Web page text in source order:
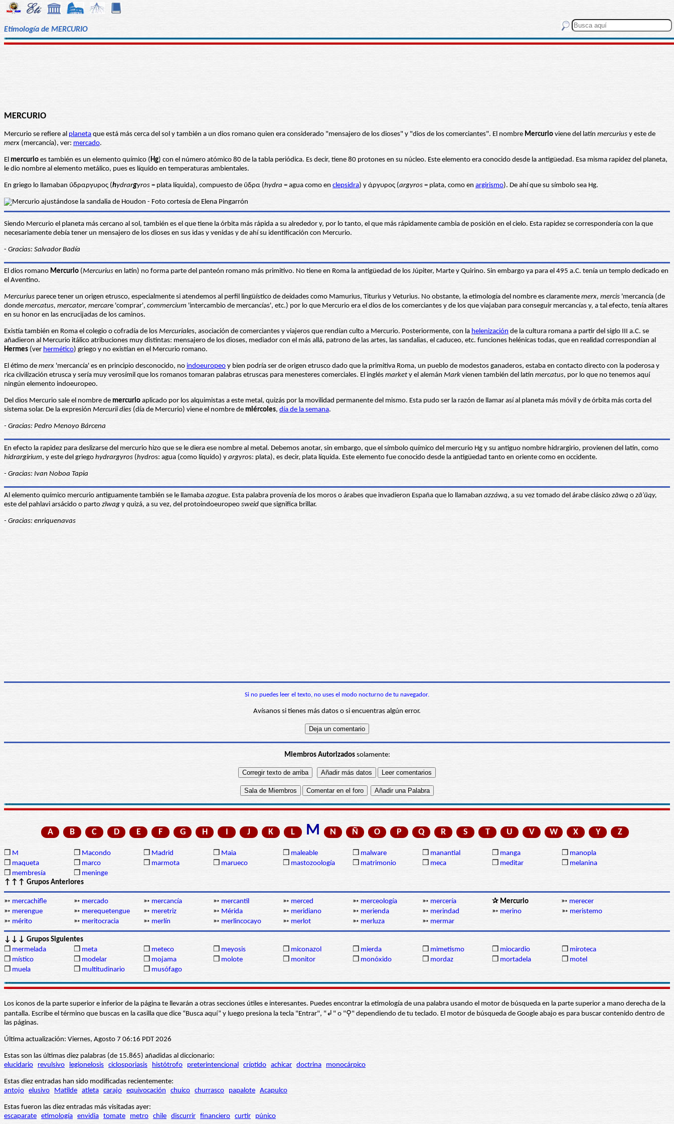
Etimología de MERCURIO
MERCURIO
Mercurio se refiere al planeta que está más cerca del sol y también a un dios romano quien era considerado "mensajero de los dioses" y "dios de los comerciantes". El nombre Mercurio viene del latín mercurius y este de
merx (mercancía), ver: mercado.
El mercurio es también es un elemento químico (Hg) con el número atómico 80 de la tabla periódica. Es decir, tiene 80 protones en su núcleo. Este elemento era conocido desde la antigüedad. Esa misma rapidez del planeta,
le dio nombre al elemento metálico, pues es líquido en temperaturas ambientales.
En griego lo llamaban ΰδραργυρος (hydrargyros = plata líquida), compuesto de ΰδρα (hydra = agua como en clepsidra) y άργυρος (argyros = plata, como en argirismo). De ahí que su símbolo sea Hg.
Siendo Mercurio el planeta más cercano al sol, también es el que tiene la órbita más rápida a su alrededor y, por lo tanto, el que más rápidamente cambia de posición en el cielo. Esta rapidez se correspondería con la que
necesariamente debía tener un mensajero de los dioses en sus idas y venidas y de ahí su identificación con Mercurio.
- Gracias: Salvador Badía
El dios romano Mercurio (Mercurius en latín) no forma parte del panteón romano más primitivo. No tiene en Roma la antigüedad de los Júpiter, Marte y Quirino. Sin embargo ya para el 495 a.C. tenía un templo dedicado en
el Aventino.
Mercurius parece tener un origen etrusco, especialmente si atendemos al perfil lingüístico de deidades como Mamurius, Titurius y Veturius. No obstante, la etimología del nombre es claramente merx, mercis 'mercancía (de
donde mercatus, mercator, mercare 'comprar', commercium 'intercambio de mercancías', etc.) por lo que Mercurio era el dios de los comerciantes y de los que viajaban para conseguir mercancías y, a tal efecto, tenía altares
en su honor en las encrucijadas de los caminos.
Existía también en Roma el colegio o cofradía de los Mercuriales, asociación de comerciantes y viajeros que rendían culto a Mercurio. Posteriormente, con la helenización de la cultura romana a partir del siglo III a.C. se
añadieron al Mercurio itálico atribuciones muy distintas: mensajero de los dioses, mediador con el más allá, patrono de las artes, las sandalias, el caduceo, etc. funciones helénicas todas, que en realidad correspondían al
Hermes (ver hermético) griego y no existían en el Mercurio romano.
El étimo de merx 'mercancía' es en principio desconocido, no indoeuropeo y bien podría ser de origen etrusco dado que la primitiva Roma, un pueblo de modestos ganaderos, estaba en contacto directo con la poderosa y
rica civilización etrusca y sería muy verosímil que los romanos tomaran palabras etruscas para menesteres comerciales. El inglés market y el alemán Mark vienen también del latín mercatus, por lo que no tenemos aquí
ningún elemento indoeuropeo.
Del dios Mercurio sale el nombre de mercurio aplicado por los alquimistas a este metal, quizás por la movilidad permanente del mismo. Esta pudo ser la razón de llamar así al planeta más móvil y de órbita más corta del
sistema solar. De la expresión Mercurii dies (día de Mercurio) viene el nombre de miércoles, día de la semana.
- Gracias: Pedro Menoyo Bárcena
En efecto la rapidez para deslizarse del mercurio hizo que se le diera ese nombre al metal. Debemos anotar, sin embargo, que el símbolo químico del mercurio Hg y su antiguo nombre hidrargirio, provienen del latín, como
hidrargirium, y este del griego hydrargyros (hydros: agua (como líquido) y argyros: plata), es decir, plata líquida. Este elemento fue conocido desde la antigüedad tanto en oriente como en occidente.
- Gracias: Ivan Noboa Tapia
Al elemento químico mercurio antiguamente también se le llamaba azogue. Esta palabra provenía de los moros o árabes que invadieron España que lo llamaban azzáwq, a su vez tomado del árabe clásico zāwq o zā'ūqy,
este del pahlavi arsácido o parto zīwag y quizá, a su vez, del protoindoeuropeo sweid que significa brillar.
- Gracias: enriquenavas
Si no puedes leer el texto, no uses el modo nocturno de tu navegador.
Avísanos si tienes más datos o si encuentras algún error.
Miembros Autorizadossolamente:
A B C D E F G H I J K L M N Ñ O P Q R S T U V W X Y Z
❒ M ❒ Macondo ❒ Madrid ❒ Maia ❒ maleable ❒ malware ❒ manantial ❒ manga ❒ manopla
❒ maqueta ❒ marco ❒ marmota ❒ marueco ❒ mastozoología ❒ matrimonio ❒ meca ❒ meditar ❒ melanina
❒ membresía ❒ meninge
↑↑↑ Grupos Anteriores
➳ mercachifle ➳ mercado ➳ mercancía ➳ mercantil ➳ merced ➳ merceología ➳ mercería ✰ Mercurio ➳ merecer
➳ merengue ➳ merequetengue ➳ meretriz ➳ Mérida ➳ meridiano ➳ merienda ➳ merindad ➳ merino ➳ meristemo
➳ mérito ➳ meritocracia ➳ merlín ➳ merlincocayo ➳ merlot ➳ merluza ➳ mermar
↓↓↓ Grupos Siguientes
❒ mermelada ❒ meta ❒ meteco ❒ meyosis ❒ miconazol ❒ mierda ❒ mimetismo ❒ miocardio ❒ miroteca
❒ místico ❒ modelar ❒ mojama ❒ molote ❒ monitor ❒ monóxido ❒ mordaz ❒ mortadela ❒ motel
❒ muela ❒ multitudinario ❒ musófago
Los iconos de la parte superior e inferior de la página te llevarán a otras secciones útiles e interesantes. Puedes encontrar la etimología de una palabra usando el motor de búsqueda en la parte superior a mano derecha de la
pantalla. Escribe el término que buscas en la casilla que dice “Busca aquí” y luego presiona la tecla "Entrar", "↲" o "⚲" dependiendo de tu teclado. El motor de búsqueda de Google abajo es para buscar contenido dentro de
las páginas.
Última actualización: Viernes, Agosto 7 06:16 PDT 2026
Estas son las últimas diez palabras (de 15.865) añadidas al diccionario:
elucidario
revulsivo legionelosis ciclosporiasis histótrofo preterintencional críptido achicar doctrina monocárpico
Estas diez entradas han sido modificadas recientemente:
antojo elusivo Matilde atleta carajo equivocación chuico churrasco papalote Acapulco
Estas fueron las diez entradas más visitadas ayer:
escaparate etimología envidia tomate metro chile discurrir financiero curtir púnico